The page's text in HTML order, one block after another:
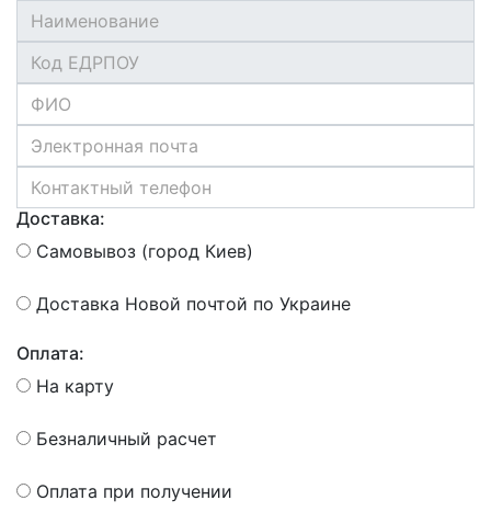
Доставка:
Самовывоз (город Киев)
Доставка Новой почтой по Украине
Оплата:
На карту
Безналичный расчет
Оплата при получении